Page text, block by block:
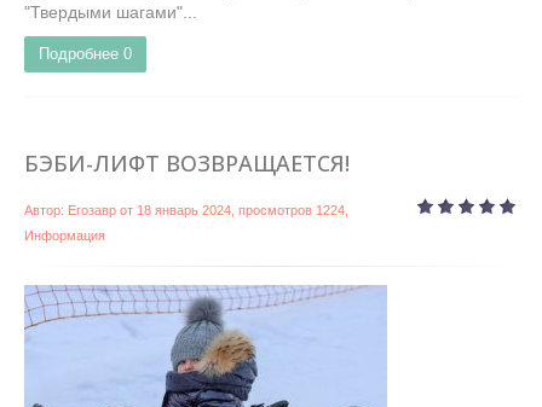
"Твердыми шагами"...
Подробнее 0
БЭБИ-ЛИФТ ВОЗВРАЩАЕТСЯ!
Автор: Егозавр от 18 январь 2024 , просмотров 1224,
Информация